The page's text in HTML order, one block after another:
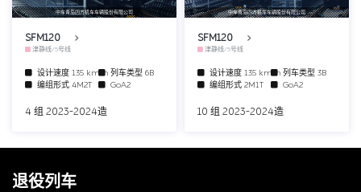
中车青岛四方机车车辆股份有限公司
SFM120
津静线/5号线
设计速度 135 km/h列车类型 6B
编组形式 4M2T GoA2
4 组 2023-2024造
中车青岛四方机车车辆股份有限公司
SFM120
津静线/5号线
设计速度 135 km/h列车类型 3B
编组形式 2M1T GoA2
10 组 2023-2024造
退役列车